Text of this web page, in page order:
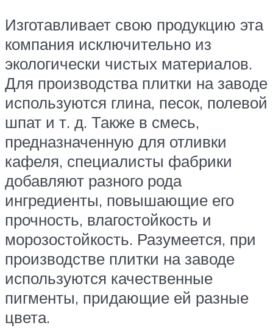
Изготавливает свою продукцию эта
компания исключительно из
экологически чистых материалов.
Для производства плитки на заводе
используются глина, песок, полевой
шпат и т. д. Также в смесь,
предназначенную для отливки
кафеля, специалисты фабрики
добавляют разного рода
ингредиенты, повышающие его
прочность, влагостойкость и
морозостойкость. Разумеется, при
производстве плитки на заводе
используются качественные
пигменты, придающие ей разные
цвета.